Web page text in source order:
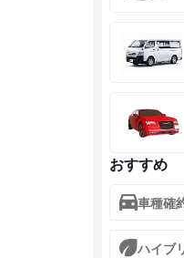
おすすめ
車種確
ハイブ